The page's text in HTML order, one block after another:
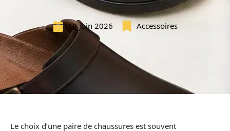
10 juin 2026 Accessoires
Le choix d’une paire de chaussures est souvent